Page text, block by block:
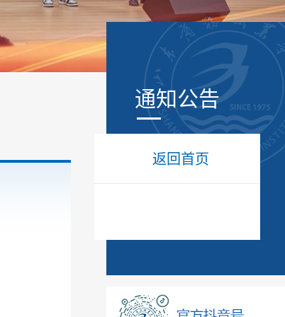
通知公告
返回首页